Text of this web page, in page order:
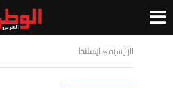
الرئيسية»ايسلندا